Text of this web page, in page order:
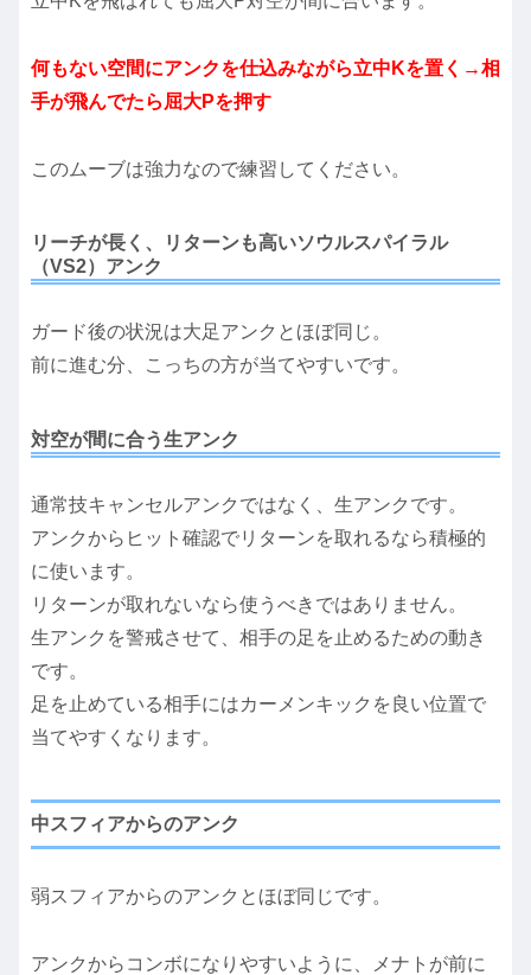
何もない空間にアンクを仕込みながら立中Kを置く→相
手が飛んでたら屈大Pを押す
このムーブは強力なので練習してください。
リーチが長く、リターンも高いソウルスパイラル
（VS2）アンク
ガード後の状況は大足アンクとほぼ同じ。
前に進む分、こっちの方が当てやすいです。
対空が間に合う生アンク
通常技キャンセルアンクではなく、生アンクです。
アンクからヒット確認でリターンを取れるなら積極的
に使います。
リターンが取れないなら使うべきではありません。
生アンクを警戒させて、相手の足を止めるための動き
です。
足を止めている相手にはカーメンキックを良い位置で
当てやすくなります。
中スフィアからのアンク
弱スフィアからのアンクとほぼ同じです。
アンクからコンボになりやすいように、メナトが前に